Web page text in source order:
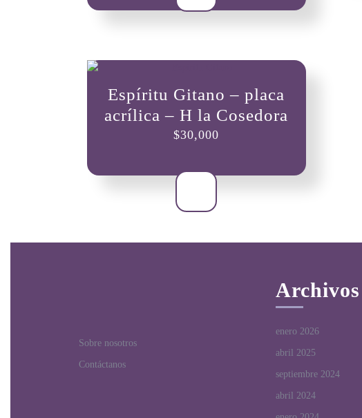
Espíritu Gitano – placa
acrílica – H la Cosedora
$30,000
Sobre nosotros
Contáctanos
Archivos
enero 2026
abril 2025
septiembre 2024
abril 2024